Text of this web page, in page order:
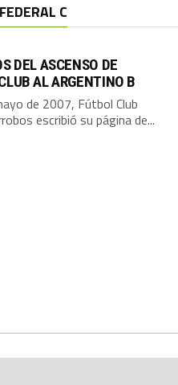
C
DEL ASCENSO DE
AL ARGENTINO B
de 2007, Fútbol Club
escribió su página de...